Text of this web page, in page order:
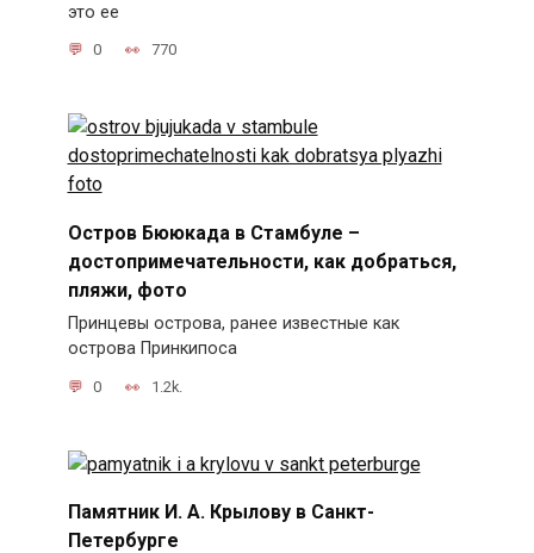
это ее
0 770
Остров Бююкада в Стамбуле –
достопримечательности, как добраться,
пляжи, фото
Принцевы острова, ранее известные как
острова Принкипоса
0 1.2k.
Памятник И. А. Крылову в Санкт-
Петербурге